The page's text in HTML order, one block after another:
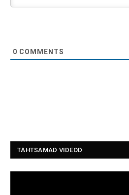
0 COMMENTS
TÄHTSAMAD VIDEOD